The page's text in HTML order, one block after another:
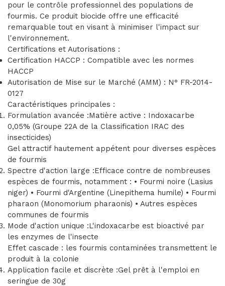
pour le contrôle professionnel des populations de
fourmis. Ce produit biocide offre une efficacité
remarquable tout en visant à minimiser l'impact sur
l'environnement.
Certifications et Autorisations :
Certification HACCP : Compatible avec les normes
HACCP
Autorisation de Mise sur le Marché (AMM) : N° FR-2014-
0127
Caractéristiques principales :
Formulation avancée :Matière active : Indoxacarbe
0,05% (Groupe 22A de la Classification IRAC des
insecticides)
Gel attractif hautement appétent pour diverses espèces
de fourmis
Spectre d'action large :Efficace contre de nombreuses
espèces de fourmis, notamment : • Fourmi noire (Lasius
niger) • Fourmi d'Argentine (Linepithema humile) • Fourmi
pharaon (Monomorium pharaonis) • Autres espèces
communes de fourmis
Mode d'action unique :L'indoxacarbe est bioactivé par
les enzymes de l'insecte
Effet cascade : les fourmis contaminées transmettent le
produit à la colonie
Application facile et discrète :Gel prêt à l'emploi en
seringue de 30g